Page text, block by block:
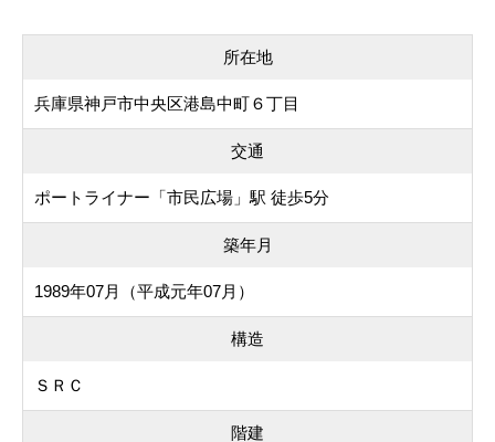
所在地
兵庫県神戸市中央区港島中町６丁目
交通
ポートライナー「市民広場」駅 徒歩5分
築年月
1989年07月（平成元年07月）
構造
ＳＲＣ
階建